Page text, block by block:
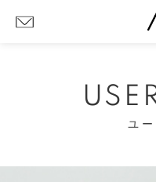
ユ